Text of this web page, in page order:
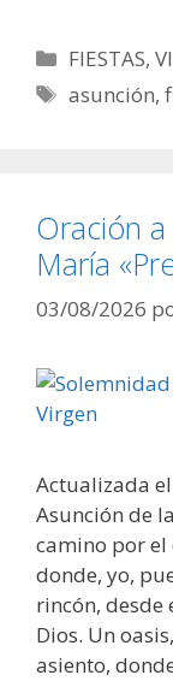
Categorías
FIESTAS,
Etiquetas
asunción,
Oración
María
03/08/2026
Actualizada
Asunción de
camino por
donde, yo,
rincón, desde
Dios. Un
asiento,